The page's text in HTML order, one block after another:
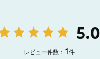
5.0
レビュー件数： 1件